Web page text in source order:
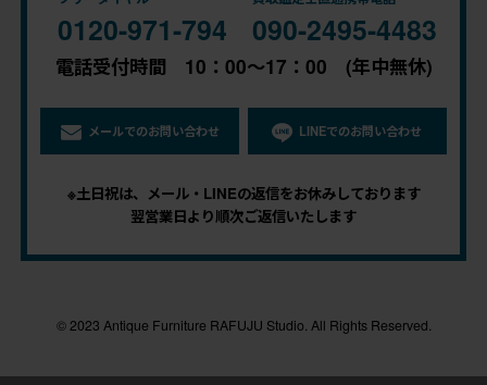
0120-971-794 090-2495-4483
電話受付時間 10：00～17：00 (年中無休)
メールでのお問い合わせ LINEでのお問い合わせ
※土日祝は、メール・LINEの返信をお休みしております
翌営業日より順次ご返信いたします
© 2023 Antique Furniture RAFUJU Studio. All Rights Reserved.